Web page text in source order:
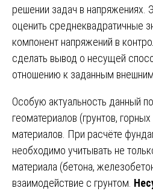
решении задач в напряжениях.
оценить среднеквадратичные
компонент напряжений в
сделать вывод о несущей
отношению к заданным
Особую актуальность данный
геоматериалов (грунтов,
материалов. При расчёте
необходимо учитывать не
материала (бетона,
взаимодействие с грунтом.